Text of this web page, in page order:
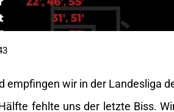
empfingen wir in der Landesliga
fehlte uns der letzte Biss.